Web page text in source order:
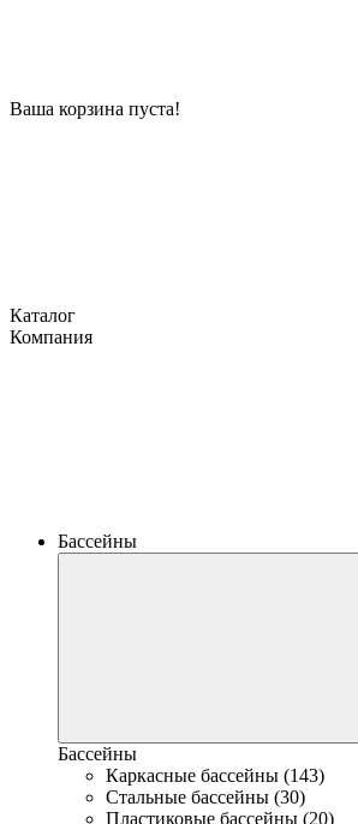
Ваша корзина пуста!
Каталог
Компания
Бассейны
Бассейны
Каркасные бассейны (143)
Стальные бассейны (30)
Пластиковые бассейны (20)